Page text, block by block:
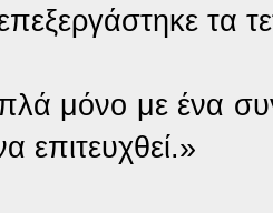
τα
μόνο με ένα
επιτευχθεί.»